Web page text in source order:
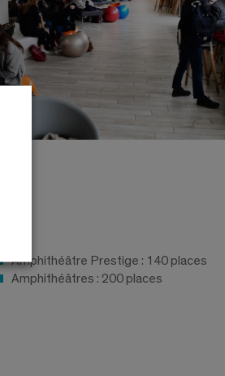
Amphithéâtre Prestige : 140 places
Amphithéâtres : 200 places